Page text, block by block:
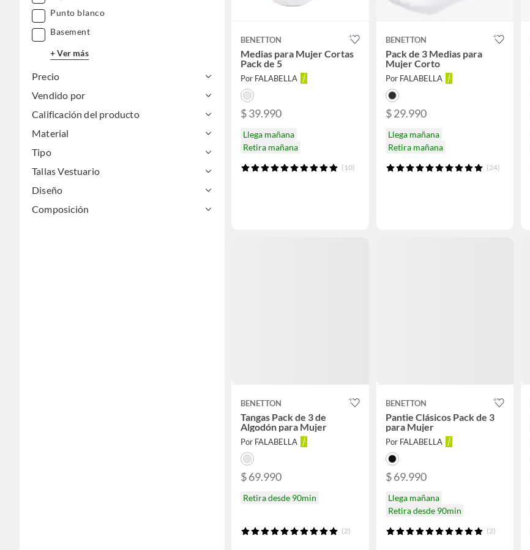
Punto blanco
Basement
+ Ver más
Precio
Vendido por
Calificación del producto
Material
Tipo
Tallas Vestuario
Diseño
Composición
BENETTON
Medias para Mujer Cortas
Pack de 5
Por FALABELLA
$ 39.990
Llega mañana
Retira mañana
(10)
BENETTON
Pack de 3 Medias para
Mujer Corto
Por FALABELLA
$ 29.990
Llega mañana
Retira mañana
(24)
BENETTON
Tangas Pack de 3 de
Algodón para Mujer
Por FALABELLA
$ 69.990
Retira desde 90min
(2)
BENETTON
Pantie Clásicos Pack de 3
para Mujer
Por FALABELLA
$ 69.990
Llega mañana
Retira desde 90min
(2)